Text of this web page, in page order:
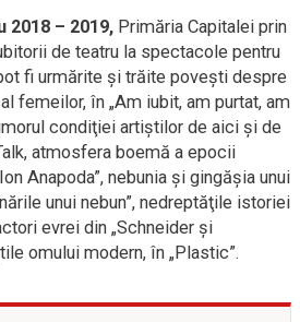
2018 – 2019, Primăria Capitalei prin
de teatru la spectacole pentru
fi urmărite şi trăite poveşti despre
femeilor, în „Am iubit, am purtat, am
condiţiei artiştilor de aici şi de
atmosfera boemă a epocii
Anapoda”, nebunia şi gingăşia unui
unui nebun”, nedreptăţile istoriei
evrei din „Schneider şi
omului modern, în „Plastic”.